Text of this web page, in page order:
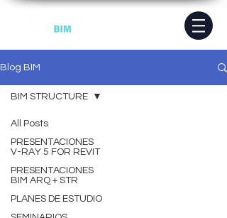
Blog BIM
All Posts
PRESENTACIONES
V-RAY 5 FOR REVIT
PRESENTACIONES
BIM ARQ + STR
PLANES DE ESTUDIO
BIM STRUCTURE